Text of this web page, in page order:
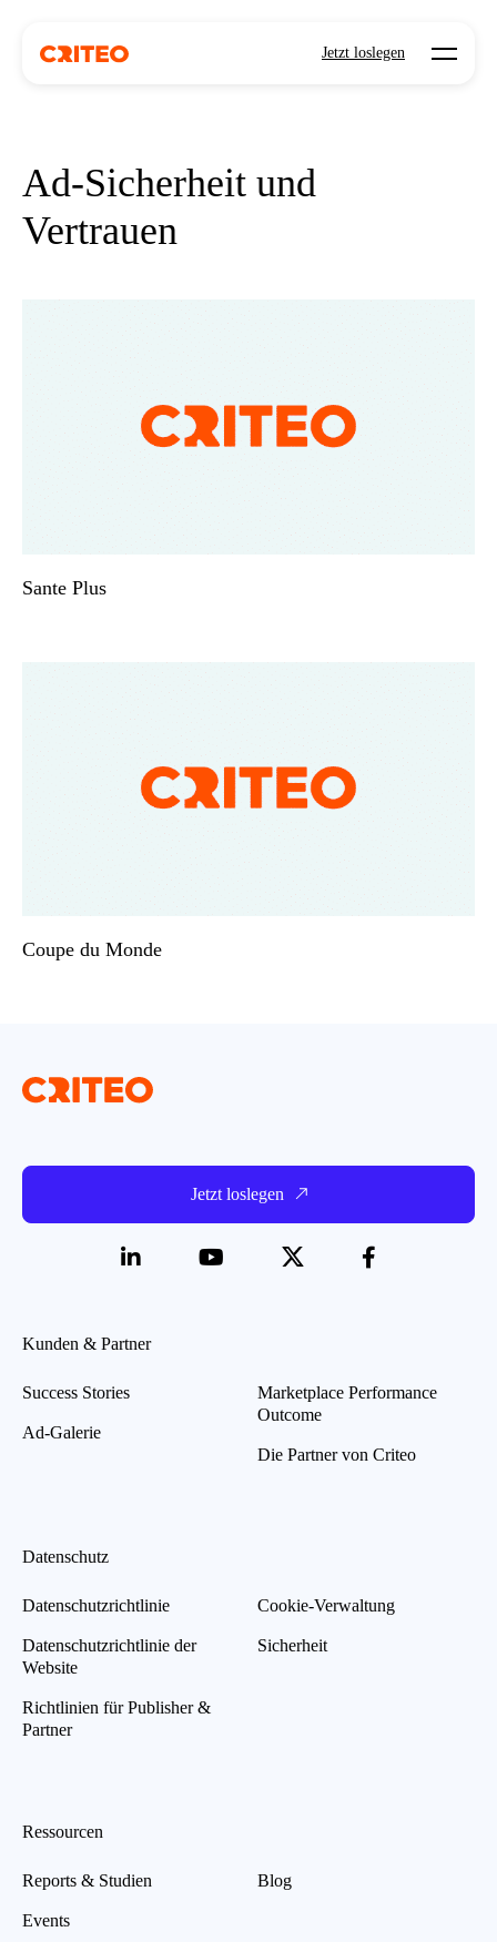
Jetzt loslegen Open
Ad-Sicherheit und
Vertrauen
Sante Plus
Coupe du Monde
Jetzt loslegen
Kunden & Partner
Success Stories
Ad-Galerie
Marketplace Performance
Outcome
Die Partner von Criteo
Datenschutz
Datenschutzrichtlinie
Datenschutzrichtlinie der
Website
Richtlinien für Publisher &
Partner
Cookie-Verwaltung
Sicherheit
Ressourcen
Reports & Studien
Events
Blog